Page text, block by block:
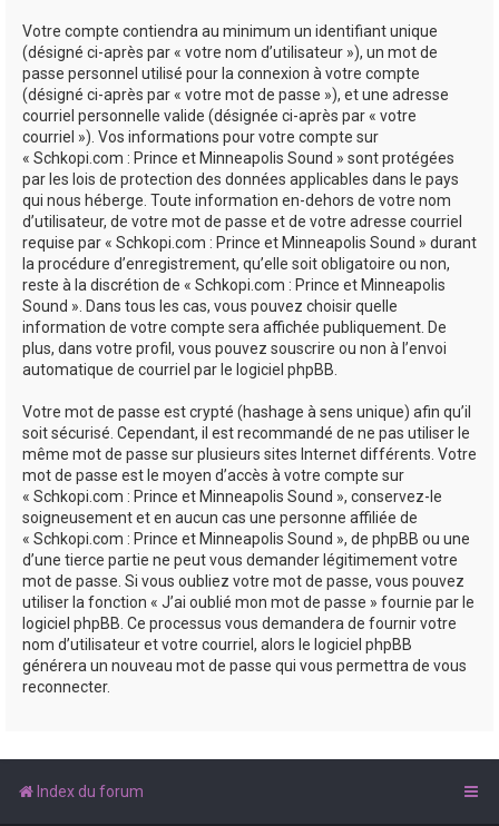
Votre compte contiendra au minimum un identifiant unique
(désigné ci-après par « votre nom d’utilisateur »), un mot de
passe personnel utilisé pour la connexion à votre compte
(désigné ci-après par « votre mot de passe »), et une adresse
courriel personnelle valide (désignée ci-après par « votre
courriel »). Vos informations pour votre compte sur
« Schkopi.com : Prince et Minneapolis Sound » sont protégées
par les lois de protection des données applicables dans le pays
qui nous héberge. Toute information en-dehors de votre nom
d’utilisateur, de votre mot de passe et de votre adresse courriel
requise par « Schkopi.com : Prince et Minneapolis Sound » durant
la procédure d’enregistrement, qu’elle soit obligatoire ou non,
reste à la discrétion de « Schkopi.com : Prince et Minneapolis
Sound ». Dans tous les cas, vous pouvez choisir quelle
information de votre compte sera affichée publiquement. De
plus, dans votre profil, vous pouvez souscrire ou non à l’envoi
automatique de courriel par le logiciel phpBB.
Votre mot de passe est crypté (hashage à sens unique) afin qu’il
soit sécurisé. Cependant, il est recommandé de ne pas utiliser le
même mot de passe sur plusieurs sites Internet différents. Votre
mot de passe est le moyen d’accès à votre compte sur
« Schkopi.com : Prince et Minneapolis Sound », conservez-le
soigneusement et en aucun cas une personne affiliée de
« Schkopi.com : Prince et Minneapolis Sound », de phpBB ou une
d’une tierce partie ne peut vous demander légitimement votre
mot de passe. Si vous oubliez votre mot de passe, vous pouvez
utiliser la fonction « J’ai oublié mon mot de passe » fournie par le
logiciel phpBB. Ce processus vous demandera de fournir votre
nom d’utilisateur et votre courriel, alors le logiciel phpBB
générera un nouveau mot de passe qui vous permettra de vous
reconnecter.
Index du forum